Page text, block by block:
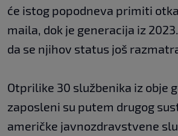
će istog popodneva primiti
maila, dok je generacija iz
da se njihov status još
Otprilike 30 službenika iz obje
zaposleni su putem drugog
američke javnozdravstvene